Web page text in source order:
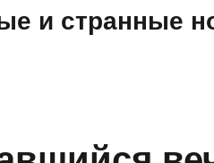
и странные